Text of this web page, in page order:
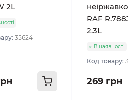
2L
35624
RAF
2.3L
В наявності
Код товару:
269 грн